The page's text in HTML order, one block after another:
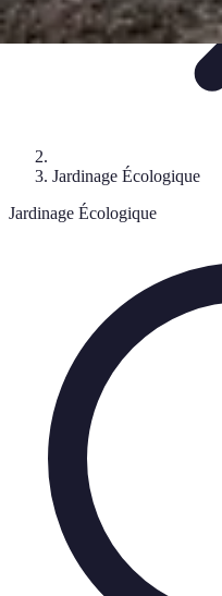
Jardinage Écologique
Jardinage Écologique